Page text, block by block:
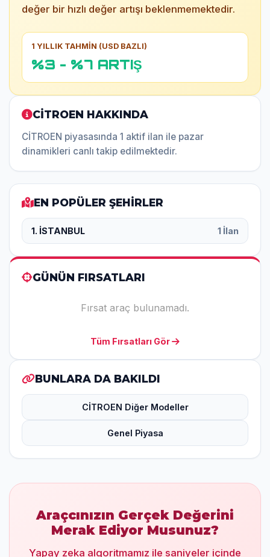
değer bir hızlı değer artışı beklenmemektedir.
1 YILLIK TAHMİN (USD BAZLI)
%3 - %7 ARTIŞ
CİTROEN HAKKINDA
CİTROEN piyasasında 1 aktif ilan ile pazar
dinamikleri canlı takip edilmektedir.
EN POPÜLER ŞEHİRLER
1. İSTANBUL 1 İlan
GÜNÜN FIRSATLARI
Fırsat araç bulunamadı.
Tüm Fırsatları Gör
BUNLARA DA BAKILDI
CİTROEN Diğer Modeller
Genel Piyasa
Araçcınızın Gerçek Değerini
Merak Ediyor Musunuz?
Yapay zeka algoritmamız ile saniyeler içinde